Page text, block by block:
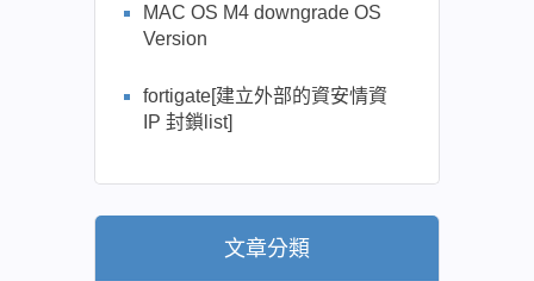
MAC OS M4 downgrade OS
Version
fortigate[建立外部的資安情資
IP 封鎖list]
文章分類